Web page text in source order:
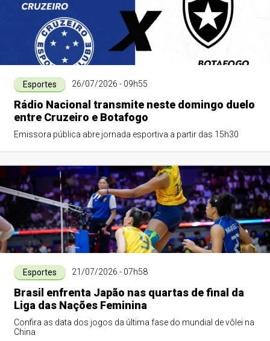
Esportes 26/07/2026 - 09h55
Rádio Nacional transmite neste domingo duelo
entre Cruzeiro e Botafogo
Emissora pública abre jornada esportiva a partir das 15h30
Esportes 21/07/2026 - 07h58
Brasil enfrenta Japão nas quartas de final da
Liga das Nações Feminina
Confira as data dos jogos da última fase do mundial de vôlei na
China